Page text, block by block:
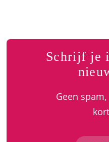
Schrijf je
Geen